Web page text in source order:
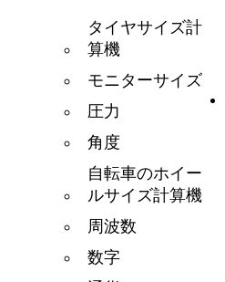
タイヤサイズ計
算機
モニターサイズ
圧力
角度
自転車のホイー
ルサイズ計算機
周波数
数字